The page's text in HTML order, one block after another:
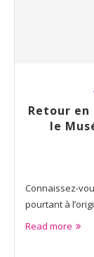
Retour en
le
Connaissez-
pourtant à
Read more